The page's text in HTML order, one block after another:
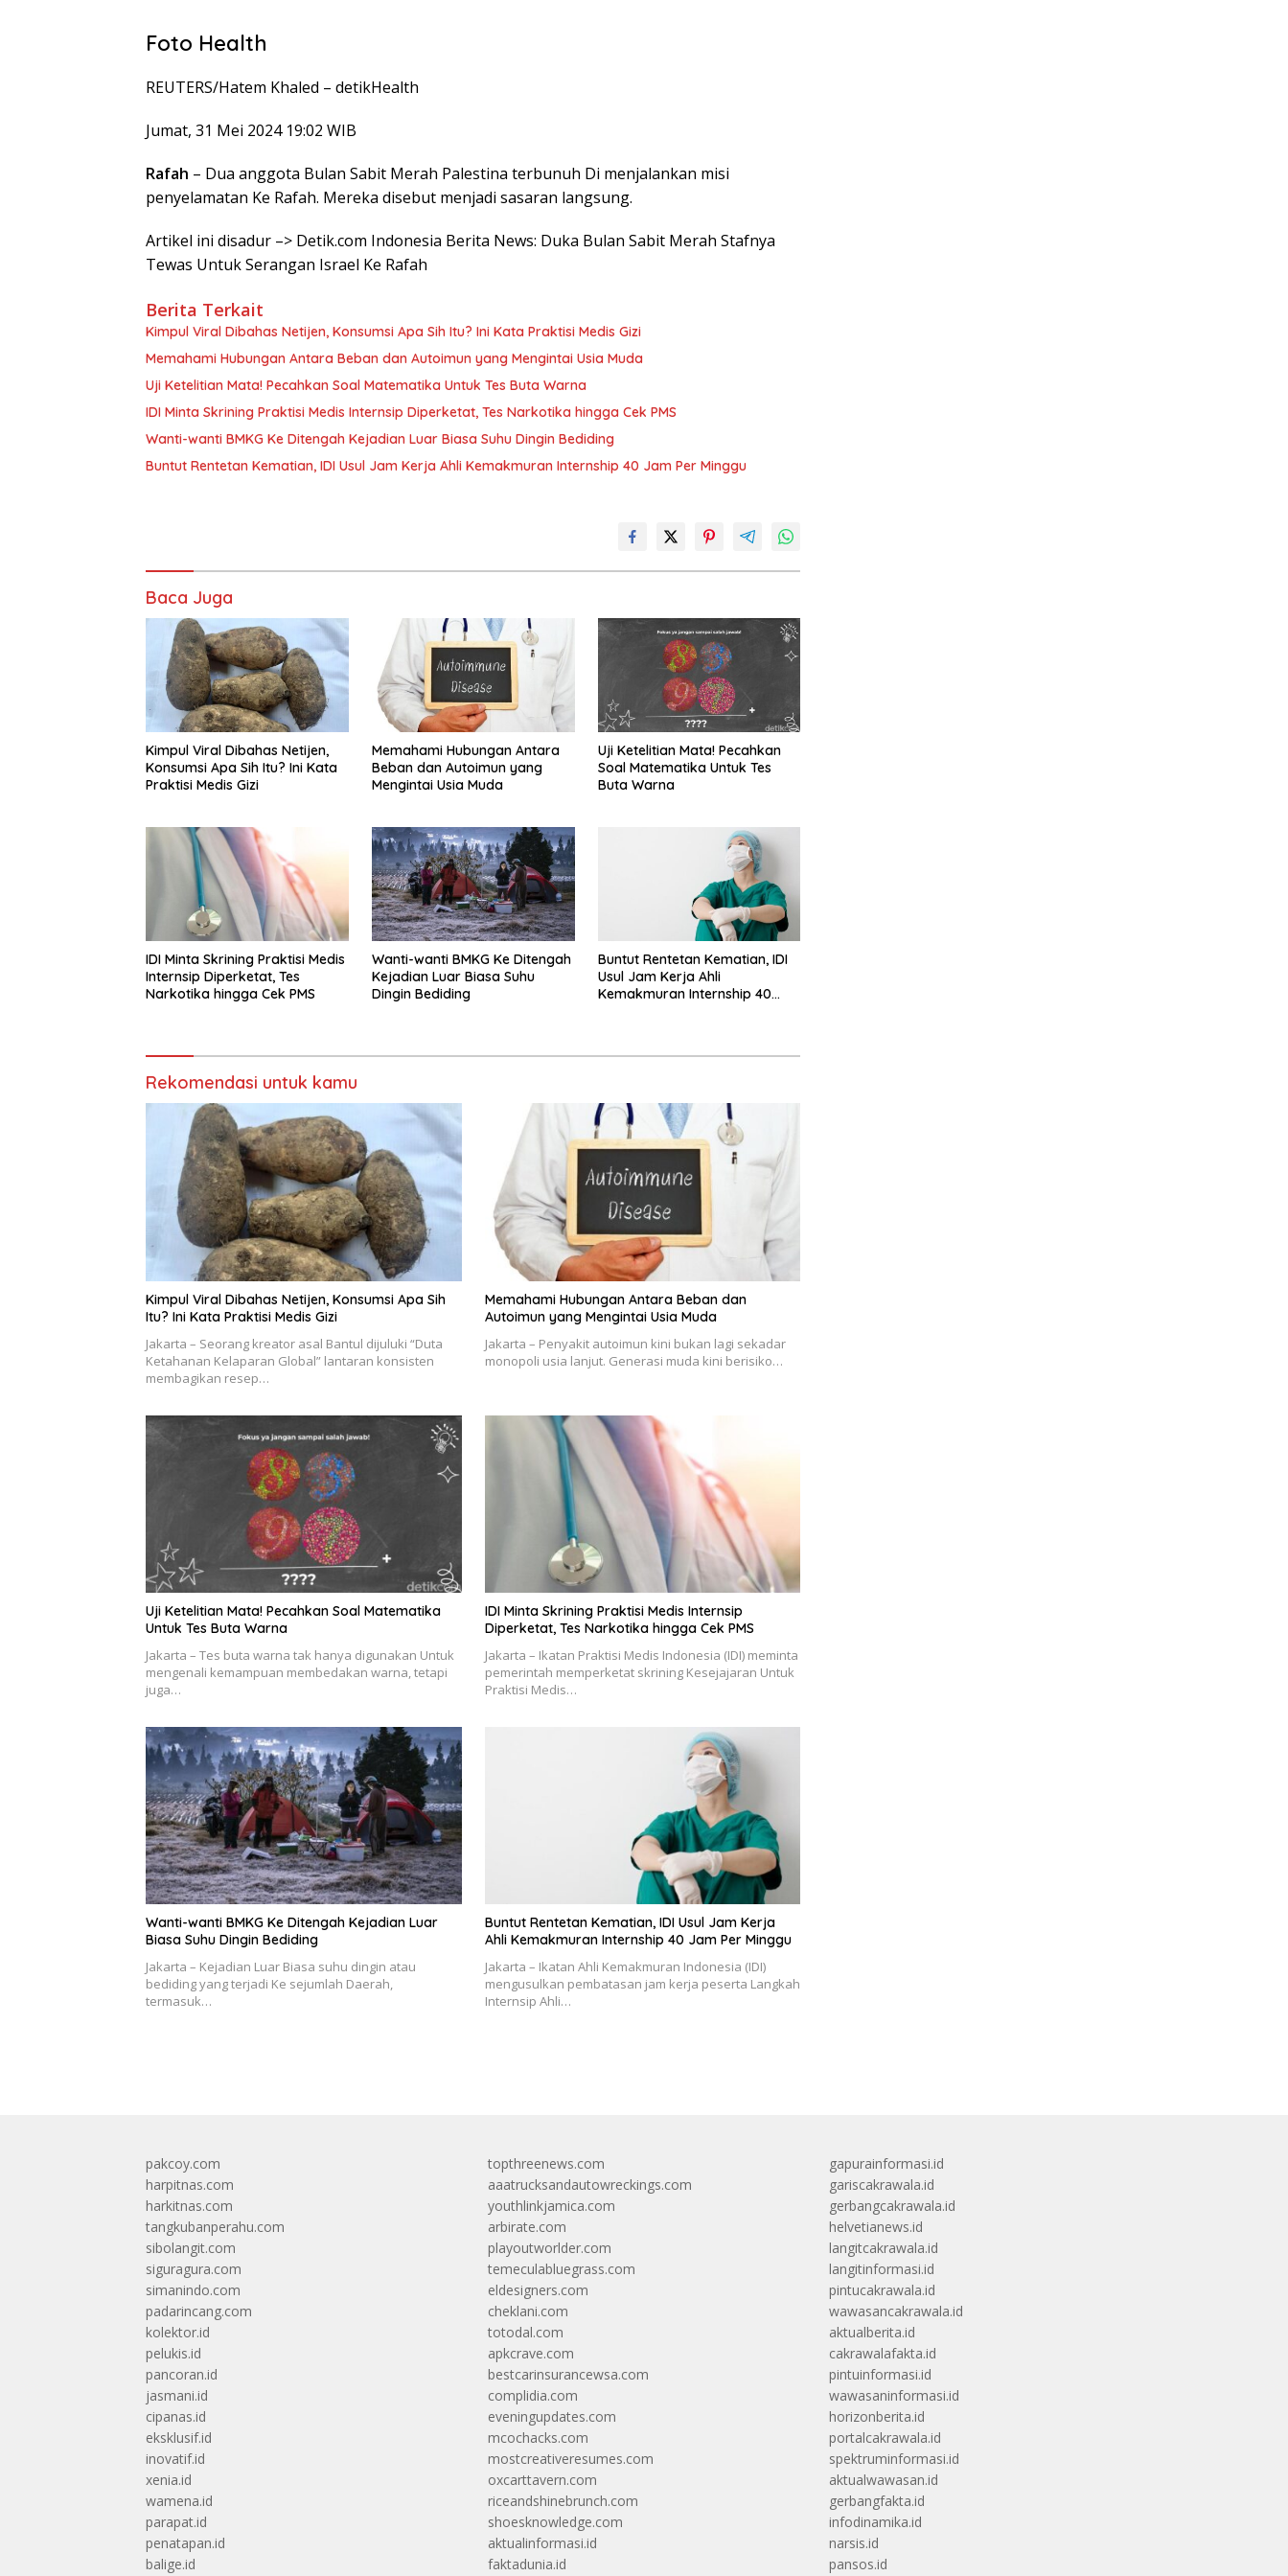
Foto Health
REUTERS/Hatem Khaled – detikHealth
Jumat, 31 Mei 2024 19:02 WIB
Rafah – Dua anggota Bulan Sabit Merah Palestina terbunuh Di menjalankan misi
penyelamatan Ke Rafah. Mereka disebut menjadi sasaran langsung.
Artikel ini disadur –> Detik.com Indonesia Berita News: Duka Bulan Sabit Merah Stafnya
Tewas Untuk Serangan Israel Ke Rafah
Berita Terkait
Kimpul Viral Dibahas Netijen, Konsumsi Apa Sih Itu? Ini Kata Praktisi Medis Gizi
Memahami Hubungan Antara Beban dan Autoimun yang Mengintai Usia Muda
Uji Ketelitian Mata! Pecahkan Soal Matematika Untuk Tes Buta Warna
IDI Minta Skrining Praktisi Medis Internsip Diperketat, Tes Narkotika hingga Cek PMS
Wanti-wanti BMKG Ke Ditengah Kejadian Luar Biasa Suhu Dingin Bediding
Buntut Rentetan Kematian, IDI Usul Jam Kerja Ahli Kemakmuran Internship 40 Jam Per Minggu
Baca Juga
Kimpul Viral Dibahas Netijen,
Konsumsi Apa Sih Itu? Ini Kata
Praktisi Medis Gizi
Memahami Hubungan Antara
Beban dan Autoimun yang
Mengintai Usia Muda
Uji Ketelitian Mata! Pecahkan
Soal Matematika Untuk Tes
Buta Warna
IDI Minta Skrining Praktisi Medis
Internsip Diperketat, Tes
Narkotika hingga Cek PMS
Wanti-wanti BMKG Ke Ditengah
Kejadian Luar Biasa Suhu
Dingin Bediding
Buntut Rentetan Kematian, IDI
Usul Jam Kerja Ahli
Kemakmuran Internship 40
Rekomendasi untuk kamu
Kimpul Viral Dibahas Netijen, Konsumsi Apa Sih
Itu? Ini Kata Praktisi Medis Gizi
Jakarta – Seorang kreator asal Bantul dijuluki “Duta
Ketahanan Kelaparan Global” lantaran konsisten
membagikan resep…
Memahami Hubungan Antara Beban dan
Autoimun yang Mengintai Usia Muda
Jakarta – Penyakit autoimun kini bukan lagi sekadar
monopoli usia lanjut. Generasi muda kini berisiko…
Uji Ketelitian Mata! Pecahkan Soal Matematika
Untuk Tes Buta Warna
Jakarta – Tes buta warna tak hanya digunakan Untuk
mengenali kemampuan membedakan warna, tetapi
juga…
IDI Minta Skrining Praktisi Medis Internsip
Diperketat, Tes Narkotika hingga Cek PMS
Jakarta – Ikatan Praktisi Medis Indonesia (IDI) meminta
pemerintah memperketat skrining Kesejajaran Untuk
Praktisi Medis…
Wanti-wanti BMKG Ke Ditengah Kejadian Luar
Biasa Suhu Dingin Bediding
Jakarta – Kejadian Luar Biasa suhu dingin atau
bediding yang terjadi Ke sejumlah Daerah,
termasuk…
Buntut Rentetan Kematian, IDI Usul Jam Kerja
Ahli Kemakmuran Internship 40 Jam Per Minggu
Jakarta – Ikatan Ahli Kemakmuran Indonesia (IDI)
mengusulkan pembatasan jam kerja peserta Langkah
Internsip Ahli…
pakcoy.com
harpitnas.com
harkitnas.com
tangkubanperahu.com
sibolangit.com
siguragura.com
simanindo.com
padarincang.com
kolektor.id
pelukis.id
pancoran.id
jasmani.id
cipanas.id
eksklusif.id
inovatif.id
xenia.id
wamena.id
parapat.id
penatapan.id
balige.id
topthreenews.com
aaatrucksandautowreckings.com
youthlinkjamica.com
arbirate.com
playoutworlder.com
temeculabluegrass.com
eldesigners.com
cheklani.com
totodal.com
apkcrave.com
bestcarinsurancewsa.com
complidia.com
eveningupdates.com
mcochacks.com
mostcreativeresumes.com
oxcarttavern.com
riceandshinebrunch.com
shoesknowledge.com
aktualinformasi.id
faktadunia.id
gapurainformasi.id
gariscakrawala.id
gerbangcakrawala.id
helvetianews.id
langitcakrawala.id
langitinformasi.id
pintucakrawala.id
wawasancakrawala.id
aktualberita.id
cakrawalafakta.id
pintuinformasi.id
wawasaninformasi.id
horizonberita.id
portalcakrawala.id
spektruminformasi.id
aktualwawasan.id
gerbangfakta.id
infodinamika.id
narsis.id
pansos.id